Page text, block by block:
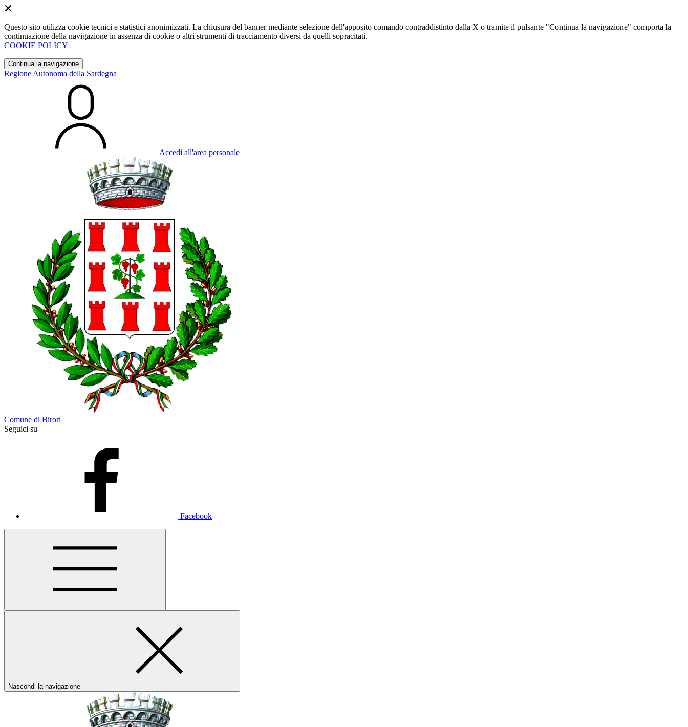
Questo sito utilizza cookie tecnici e statistici anonimizzati. La chiusura del banner mediante selezione dell'apposito comando contraddistinto dalla X o tramite il pulsante "Continua la navigazione" comporta la
continuazione della navigazione in assenza di cookie o altri strumenti di tracciamento diversi da quelli sopracitati.
COOKIE POLICY
Continua la navigazione
Regione Autonoma della Sardegna
Accedi all'area personale
Comune di Birori
Seguici su
Facebook
Nascondi la navigazione